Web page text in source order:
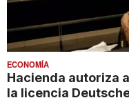
ECONOMÍA
Hacienda autoriza
la licencia